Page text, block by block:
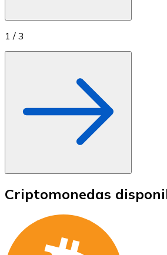
1 / 3
Criptomonedas